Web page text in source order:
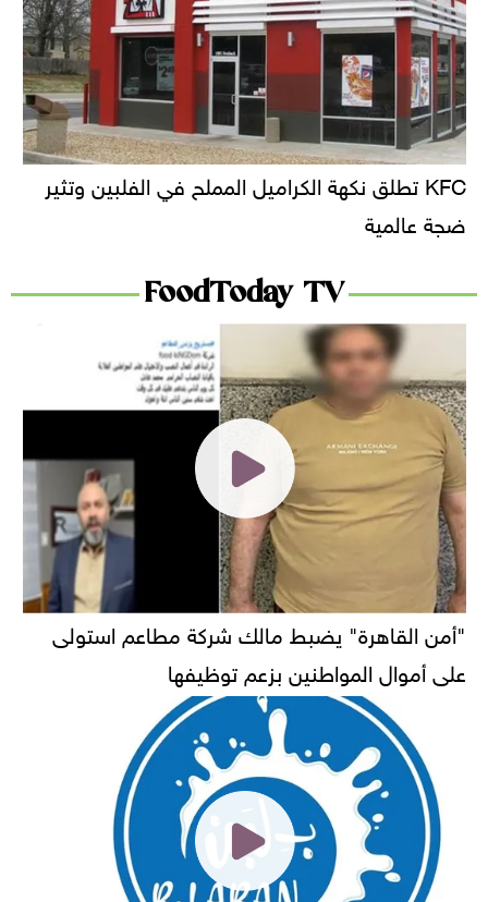
KFC تطلق نكهة الكراميل المملح في الفلبين وتثير
ضجة عالمية
FoodToday TV
"أمن القاهرة" يضبط مالك شركة مطاعم استولى
على أموال المواطنين بزعم توظيفها